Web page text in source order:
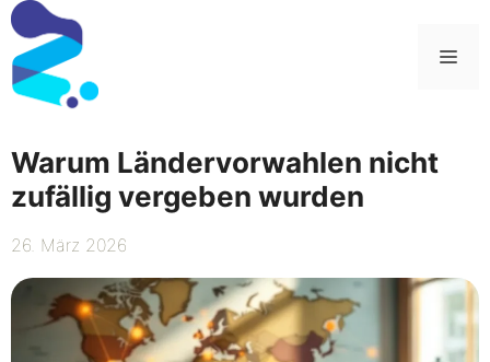
Zum
Inhalt
springen
Warum Ländervorwahlen nicht
zufällig vergeben wurden
26. März 2026